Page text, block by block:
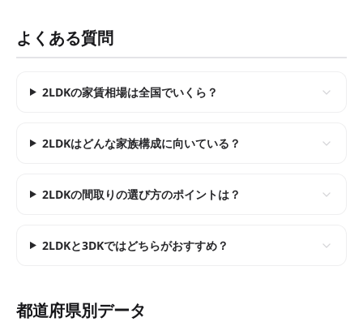
よくある質問
2LDKの家賃相場は全国でいくら？
2LDKはどんな家族構成に向いている？
2LDKの間取りの選び方のポイントは？
2LDKと3DKではどちらがおすすめ？
都道府県別データ